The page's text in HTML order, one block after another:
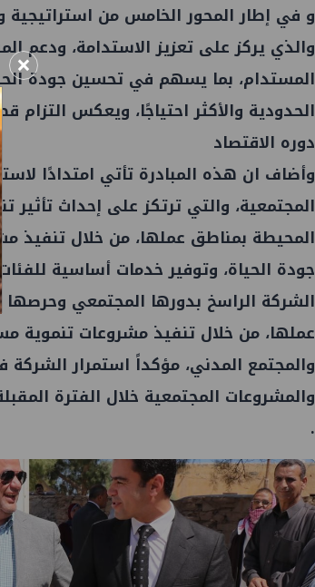
و في إطار المحور الخامس من استراتيجية
والذي يركز على تعزيز الاستدامة، ودعم
المستدام، بما يسهم في تحسين جودة
الحدودية والأكثر احتياجًا، ويعكس التزام
دوره الاقتصاد
وأضاف ان هذه المبادرة تأتي امتدادًا
المجتمعية، والتي ترتكز على إحداث
المحيطة بمناطق عملها، من خلال
جودة الحياة، وتوفير خدمات أساسية
الشركة الراسخ بدورها المجتمعي
عملها، من خلال تنفيذ مشروعات تنموية
والمجتمع المدني، مؤكداً استمرار الشركة
والمشروعات المجتمعية خلال الفترة
.
تحالف أوبك+ يتفق على زيادة طفيفة في
إنتاج النفط خلال سبتمبر
×